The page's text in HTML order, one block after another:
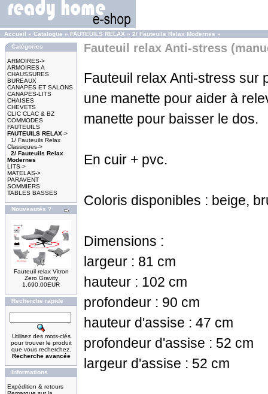
Accueil » Catalogue » FAUTEUILS RELAX » 2/ Fauteuils Relax Modernes »
Catégories
ARMOIRES->
ARMOIRES A
CHAUSSURES
BUREAUX
CANAPES ET SALONS
CANAPES-LITS
CHAISES
CHEVETS
CLIC CLAC & BZ
COMMODES
FAUTEUILS
FAUTEUILS RELAX->
1/ Fauteuils Relax
Classiques->
2/ Fauteuils Relax
Modernes
LITS->
MATELAS->
PARAVENT
SOMMIERS
TABLES BASSES
Nouveautés ?
Fauteuil relax Vitron
Zero Gravity
1,690.00EUR
Recherche rapide
Utilisez des mots-clés
pour trouver le produit
que vous recherchez.
Recherche avancée
Informations
Expédition & retours
Fauteuil relax Anti-stress
Fauteuil relax Anti-stress sur
une manette pour aider à
manette pour baisser le dos.
En cuir + pvc.
Coloris disponibles : beige,
Dimensions :
largeur : 81 cm
hauteur : 102 cm
profondeur : 90 cm
hauteur d'assise : 47 cm
profondeur d'assise : 52 cm
largeur d'assise : 52 cm